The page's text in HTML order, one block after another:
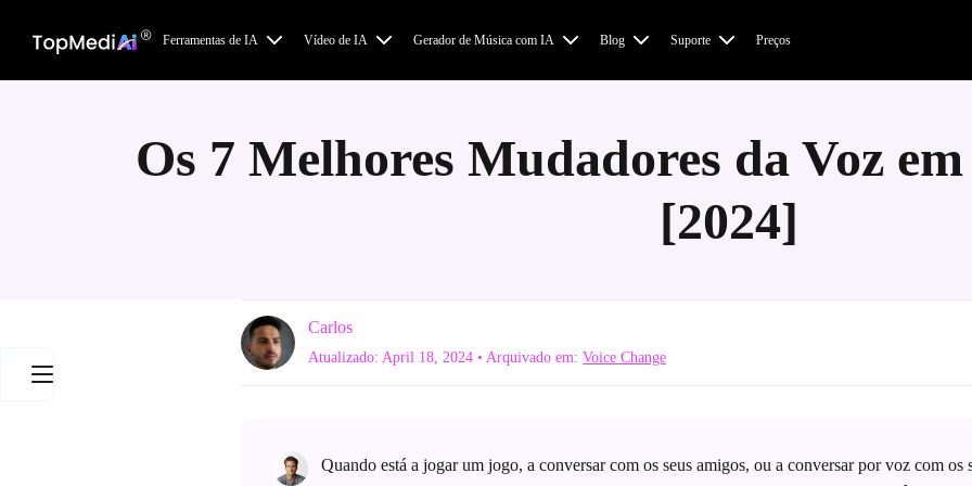
Ferramentas de IA Vídeo de IA Gerador de Música com IA Blog Suporte Preços
Os 7 Melhores Mudadores da Voz
[2024]
Carlos
Atualizado: April 18, 2024 • Arquivado em: Voice Change
Quando está a jogar um jogo, a conversar com os seus amigos, ou a conversar por voz com os